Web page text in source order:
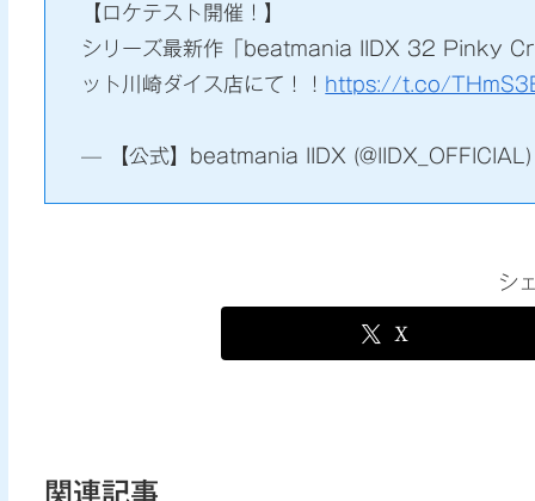
【ロケテスト開催！】
シリーズ最新作「beatmania IIDX 32 Pinky
ット川崎ダイス店にて！！ https://t.co/
— 【公式】beatmania IIDX
シ
X
関連記事